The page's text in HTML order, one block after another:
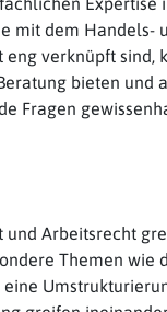
mit dem Handels-
eng verknüpft sind,
bieten und
Fragen
und Arbeitsrecht
Themen wie
eine